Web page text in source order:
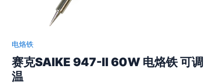
电烙铁
赛克SAIKE 947-Ⅱ 60W 电烙铁 可调
温